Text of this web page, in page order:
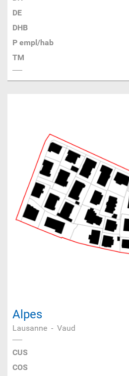
DE
DHB
P empl/hab
TM
Alpes
Lausanne - Vaud
CUS
COS